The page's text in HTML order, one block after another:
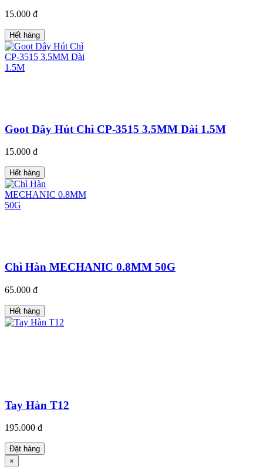
15.000 đ
Hết hàng
Goot Dây Hút Chì CP-3515 3.5MM Dài 1.5M
15.000 đ
Hết hàng
Chì Hàn MECHANIC 0.8MM 50G
65.000 đ
Hết hàng
Tay Hàn T12
195.000 đ
Đặt hàng
×